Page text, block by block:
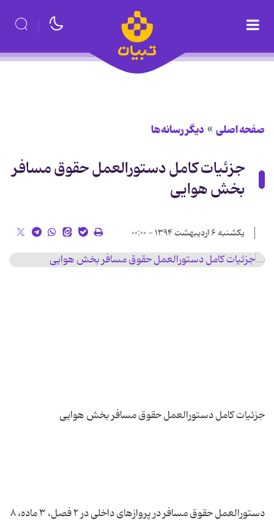
صفحه اصلی دیگر رسانه‌ها
جزئیات کامل دستورالعمل حقوق مسافر
بخش هوایی
یکشنبه ۶ اردیبهشت ۱۳۹۴ - ۰۰:۰۰